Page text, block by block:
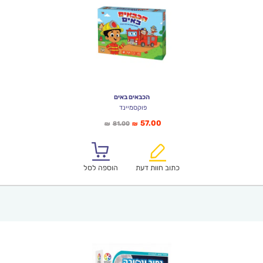
הכבאים באים
פוקסמיינד
₪ 81.00המחיר
₪81.00.
₪ 57.00המחיר
הוא:
כתוב חוות דעת
הוספה לסל